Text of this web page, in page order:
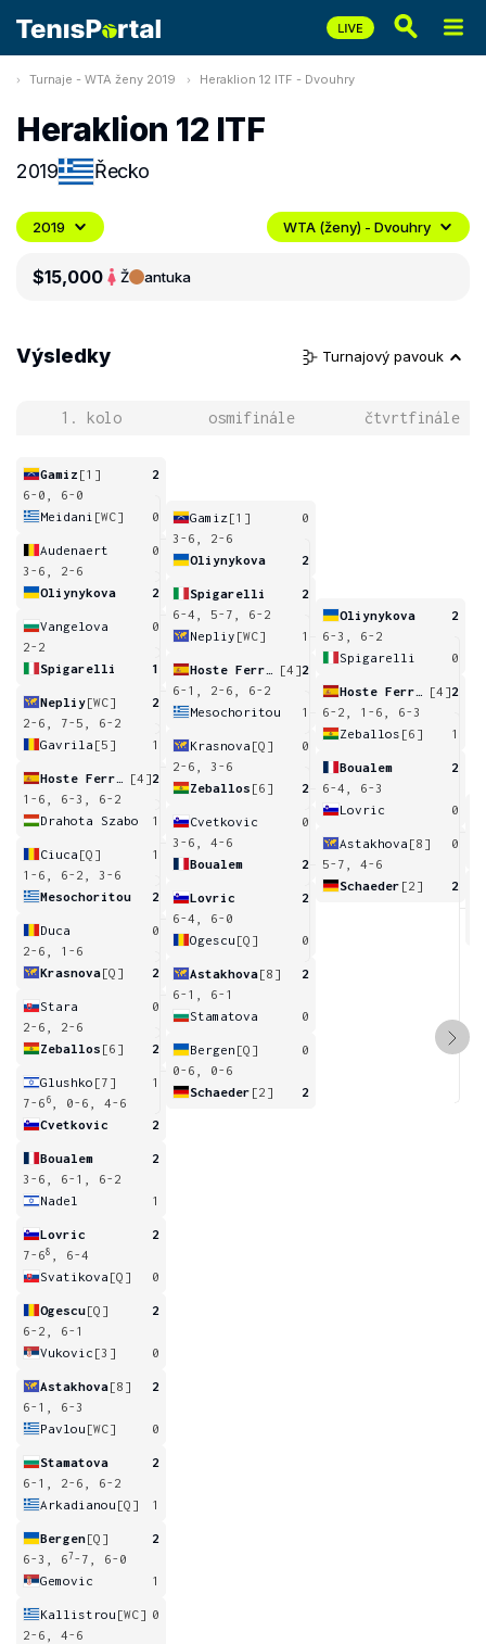
Turnaje - WTA ženy 2019 Heraklion 12 ITF - Dvouhry
Heraklion 12 ITF
2019 Řecko
2019 WTA (ženy) - Dvouhry
$15,000 Ž antuka
Výsledky Turnajový pavouk
1. kolo osmifinále čtvrtfinále
Gamiz [1]
2
6-0, 6-0
Meidani [WC] 0
Audenaert
0
3-6, 2-6
Oliynykova
2
Vangelova
0
2-2
Spigarelli
1
Nepliy[WC]
2
2-6, 7-5, 6-2
Gavrila [5] 1
[4]2
1-6, 6-3, 6-2
Drahota Szabo
1
Ciuca [Q]
1
1-6, 6-2, 3-6
Mesochoritou
2
Duca
0
2-6, 1-6
Krasnova[Q] 2
Stara
0
2-6, 2-6
Zeballos [6] 2
Glushko [7]
1
7-6 6
, 0-6, 4-6
Cvetkovic
2
Boualem
2
3-6, 6-1, 6-2
Nadel
1
Lovric
2
7-68
, 6-4
Svatikova [Q] 0
Ogescu[Q]
2
6-2, 6-1
Vukovic [3] 0
Astakhova[8]
2
6-1, 6-3
Pavlou [WC] 0
Stamatova
2
6-1, 2-6, 6-2
Arkadianou [Q] 1
Bergen[Q]
2
6-3, 67-7, 6-0
Gemovic
1
Kallistrou [WC] 0
2-6, 4-6
Gamiz [1]
0
3-6, 2-6
Oliynykova
2
Spigarelli
2
6-4, 5-7, 6-2
Nepliy [WC] 1
[4]2
6-1, 2-6, 6-2
Mesochoritou
1
Krasnova [Q]
0
2-6, 3-6
Zeballos [6] 2
Cvetkovic
0
3-6, 4-6
Boualem
2
Lovric
2
6-4, 6-0
Ogescu [Q] 0
Astakhova[8]
2
6-1, 6-1
Stamatova
0
Bergen [Q]
0
0-6, 0-6
Schaeder [2] 2
Oliynykova
2
6-3, 6-2
Spigarelli
0
[4]2
6-2, 1-6, 6-3
Zeballos [6] 1
Boualem
2
6-4, 6-3
Lovric
0
Astakhova [8]
0
5-7, 4-6
Schaeder [2] 2